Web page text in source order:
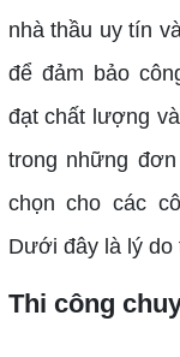
nhà thầu uy tín
để đảm bảo
đạt chất lượng
trong những
chọn cho các
Dưới đây là lý do
Thi công